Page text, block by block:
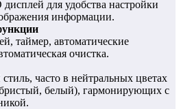
для удобства настройки
информации.
таймер, автоматические
очистка.
часто в нейтральных цветах
белый), гармонирующих с